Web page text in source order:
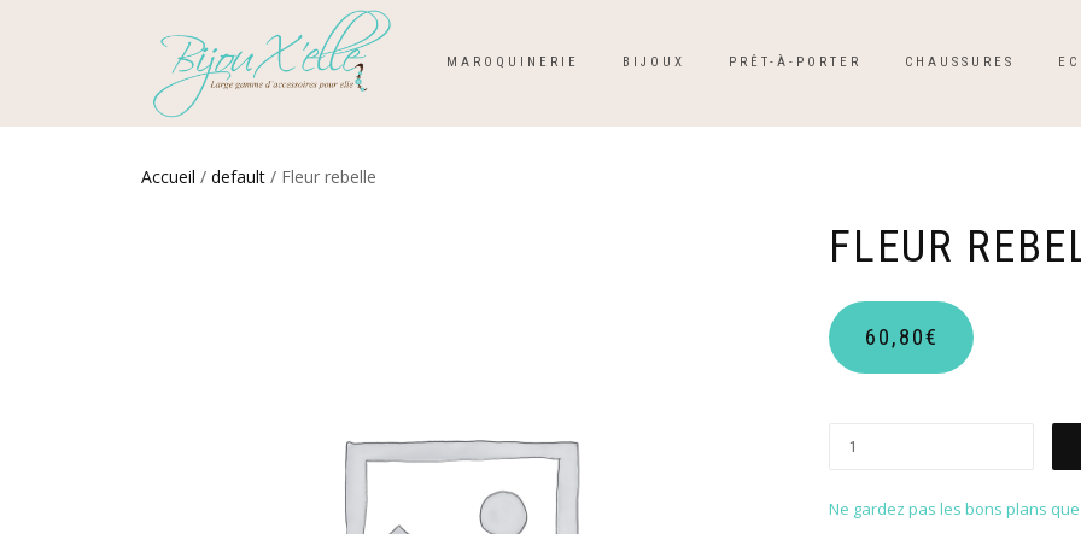
MAROQUINERIE BIJOUX PRÊT-À-PORTER CHAUSSURES
Accueil / default / Fleur rebelle
FLEUR
60,80€
Ne gardez pas les bons plans